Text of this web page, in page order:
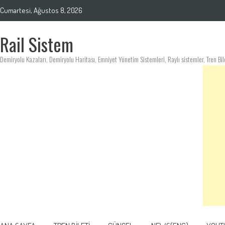
to
Cumartesi, Ağustos 8, 2026
Rail Sistem
Demiryolu Kazaları, Demiryolu Haritası, Emniyet Yönetim Sistemleri, Raylı sistemler, Tren